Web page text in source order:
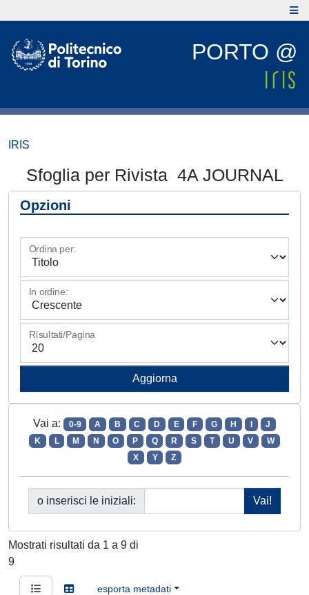
PORTO @
IRIS
Sfoglia per Rivista 4A JOURNAL
Opzioni
Ordina per:
In ordine:
Risultati/Pagina
Vai a: 0-9 A B C D E F G H
J
K
L M N O P Q R S T U V
W
X
Y Z
o inserisci le iniziali:
Mostrati risultati da 1 a 9 di
9
esporta metadati